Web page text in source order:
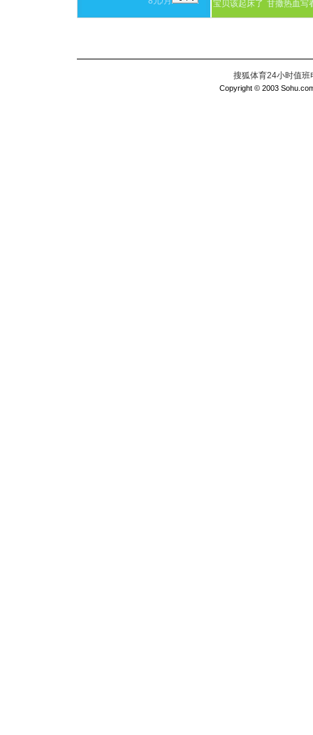
宝贝该起床了 甘撒热血写
搜狐体育24小时值
Copyright © 2003